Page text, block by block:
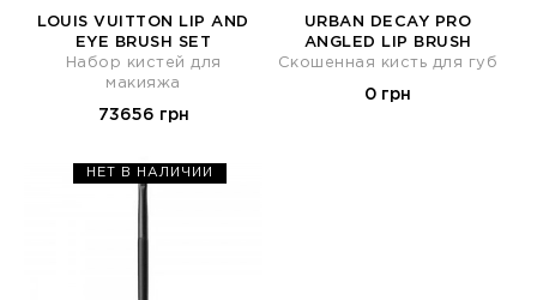
LOUIS VUITTON LIP AND
EYE BRUSH SET
Набор кистей для
макияжа
73656 грн
URBAN DECAY PRO
ANGLED LIP BRUSH
Скошенная кисть для губ
0 грн
НЕТ В НАЛИЧИИ